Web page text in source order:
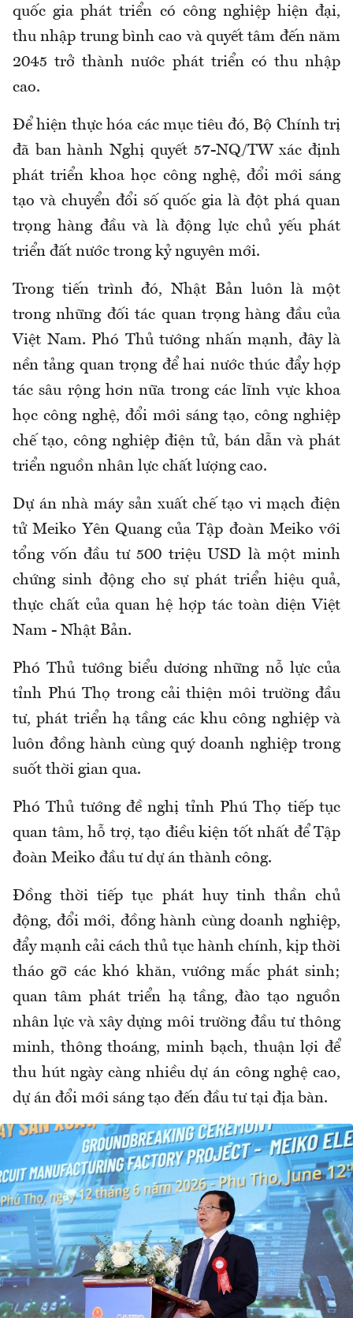
quốc gia phát triển có công nghiệp hiện đại,
thu nhập trung bình cao và quyết tâm đến năm
2045 trở thành nước phát triển có thu nhập
cao.
Để hiện thực hóa các mục tiêu đó, Bộ Chính trị
đã ban hành Nghị quyết 57-NQ/TW xác định
phát triển khoa học công nghệ, đổi mới sáng
tạo và chuyển đổi số quốc gia là đột phá quan
trọng hàng đầu và là động lực chủ yếu phát
triển đất nước trong kỷ nguyên mới.
Trong tiến trình đó, Nhật Bản luôn là một
trong những đối tác quan trọng hàng đầu của
Việt Nam. Phó Thủ tướng nhấn mạnh, đây là
nền tảng quan trọng để hai nước thúc đẩy hợp
tác sâu rộng hơn nữa trong các lĩnh vực khoa
học công nghệ, đổi mới sáng tạo, công nghiệp
chế tạo, công nghiệp điện tử, bán dẫn và phát
triển nguồn nhân lực chất lượng cao.
Dự án nhà máy sản xuất chế tạo vi mạch điện
tử Meiko Yên Quang của Tập đoàn Meiko với
tổng vốn đầu tư 500 triệu USD là một minh
chứng sinh động cho sự phát triển hiệu quả,
thực chất của quan hệ hợp tác toàn diện Việt
Nam - Nhật Bản.
Phó Thủ tướng biểu dương những nỗ lực của
tỉnh Phú Thọ trong cải thiện môi trường đầu
tư, phát triển hạ tầng các khu công nghiệp và
luôn đồng hành cùng quý doanh nghiệp trong
suốt thời gian qua.
Phó Thủ tướng đề nghị tỉnh Phú Thọ tiếp tục
quan tâm, hỗ trợ, tạo điều kiện tốt nhất để Tập
đoàn Meiko đầu tư dự án thành công.
Đồng thời tiếp tục phát huy tinh thần chủ
động, đổi mới, đồng hành cùng doanh nghiệp,
đẩy mạnh cải cách thủ tục hành chính, kịp thời
tháo gỡ các khó khăn, vướng mắc phát sinh;
quan tâm phát triển hạ tầng, đào tạo nguồn
nhân lực và xây dựng môi trường đầu tư thông
minh, thông thoáng, minh bạch, thuận lợi để
thu hút ngày càng nhiều dự án công nghệ cao,
dự án đổi mới sáng tạo đến đầu tư tại địa bàn.